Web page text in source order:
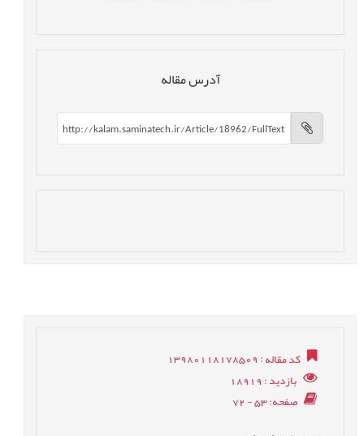
آدرس مقاله
کد مقاله: 13980118178509
بازدید: 18919
صفحه: 53 - 72